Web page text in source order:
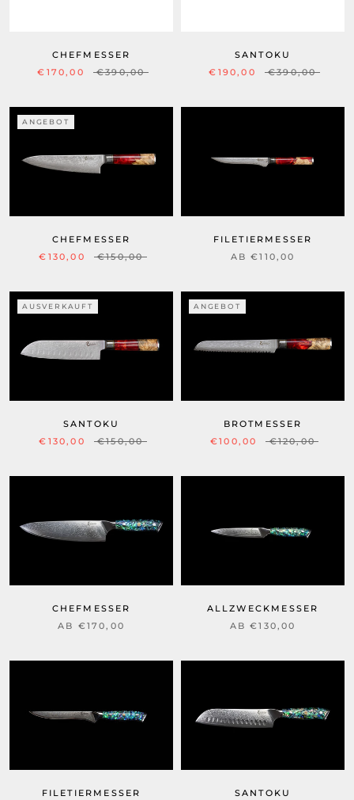
CHEFMESSER
€170,00
€390,00
SANTOKU
€190,00
€390,00
ANGEBOT
CHEFMESSER
€130,00
€150,00
FILETIERMESSER
AB €110,00
AUSVERKAUFT
SANTOKU
€130,00
€150,00
ANGEBOT
BROTMESSER
€100,00
€120,00
CHEFMESSER
AB €170,00
ALLZWECKMESSER
AB €130,00
FILETIERMESSER
SANTOKU